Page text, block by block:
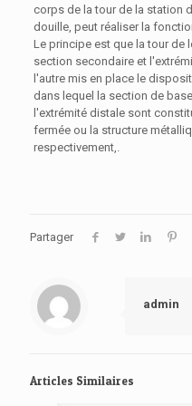
corps de la tour de la station
douille, peut réaliser la
Le principe est que la tour de
section secondaire et
l'autre mis en place le
dans lequel la section de
l'extrémité distale sont
fermée ou la structure
respectivement,.
Partager
admin
Articles Similaires